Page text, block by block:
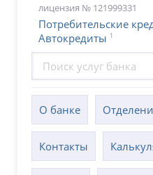
лицензия № 121999331
Потребительские
Автокредиты 1
О банке
Контакты